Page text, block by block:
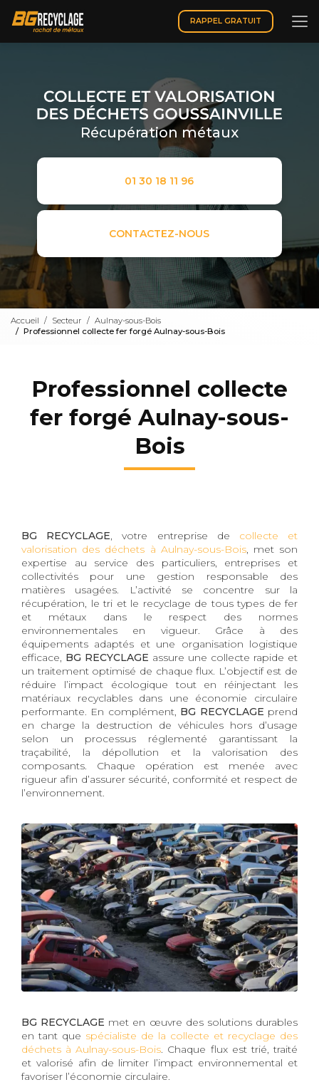
contenu
principal
RAPPEL GRATUIT
Récupération métaux
01 30 18 11 96
CONTACTEZ-NOUS
Accueil Secteur
Aulnay-sous-Bois
Professionnel collecte fer forgé Aulnay-sous-Bois
Professionnel collecte
fer forgé Aulnay-sous-
Bois
BG RECYCLAGE, votre entreprise de collecte et
valorisation des déchets à Aulnay-sous-Bois, met son
expertise au service des particuliers, entreprises et
collectivités pour une gestion responsable des
matières usagées. L’activité se concentre sur la
récupération, le tri et le recyclage de tous types de fer
et métaux dans le respect des normes
environnementales en vigueur. Grâce à des
équipements adaptés et une organisation logistique
efficace, BG RECYCLAGE assure une collecte rapide et
un traitement optimisé de chaque flux. L’objectif est de
réduire l’impact écologique tout en réinjectant les
matériaux recyclables dans une économie circulaire
performante. En complément, BG RECYCLAGE prend
en charge la destruction de véhicules hors d’usage
selon un processus réglementé garantissant la
traçabilité, la dépollution et la valorisation des
composants. Chaque opération est menée avec
rigueur afin d’assurer sécurité, conformité et respect de
l’environnement.
BG RECYCLAGE met en œuvre des solutions durables
en tant que spécialiste de la collecte et recyclage des
déchets à Aulnay-sous-Bois. Chaque flux est trié, traité
et valorisé afin de limiter l’impact environnemental et
favoriser l’économie circulaire.